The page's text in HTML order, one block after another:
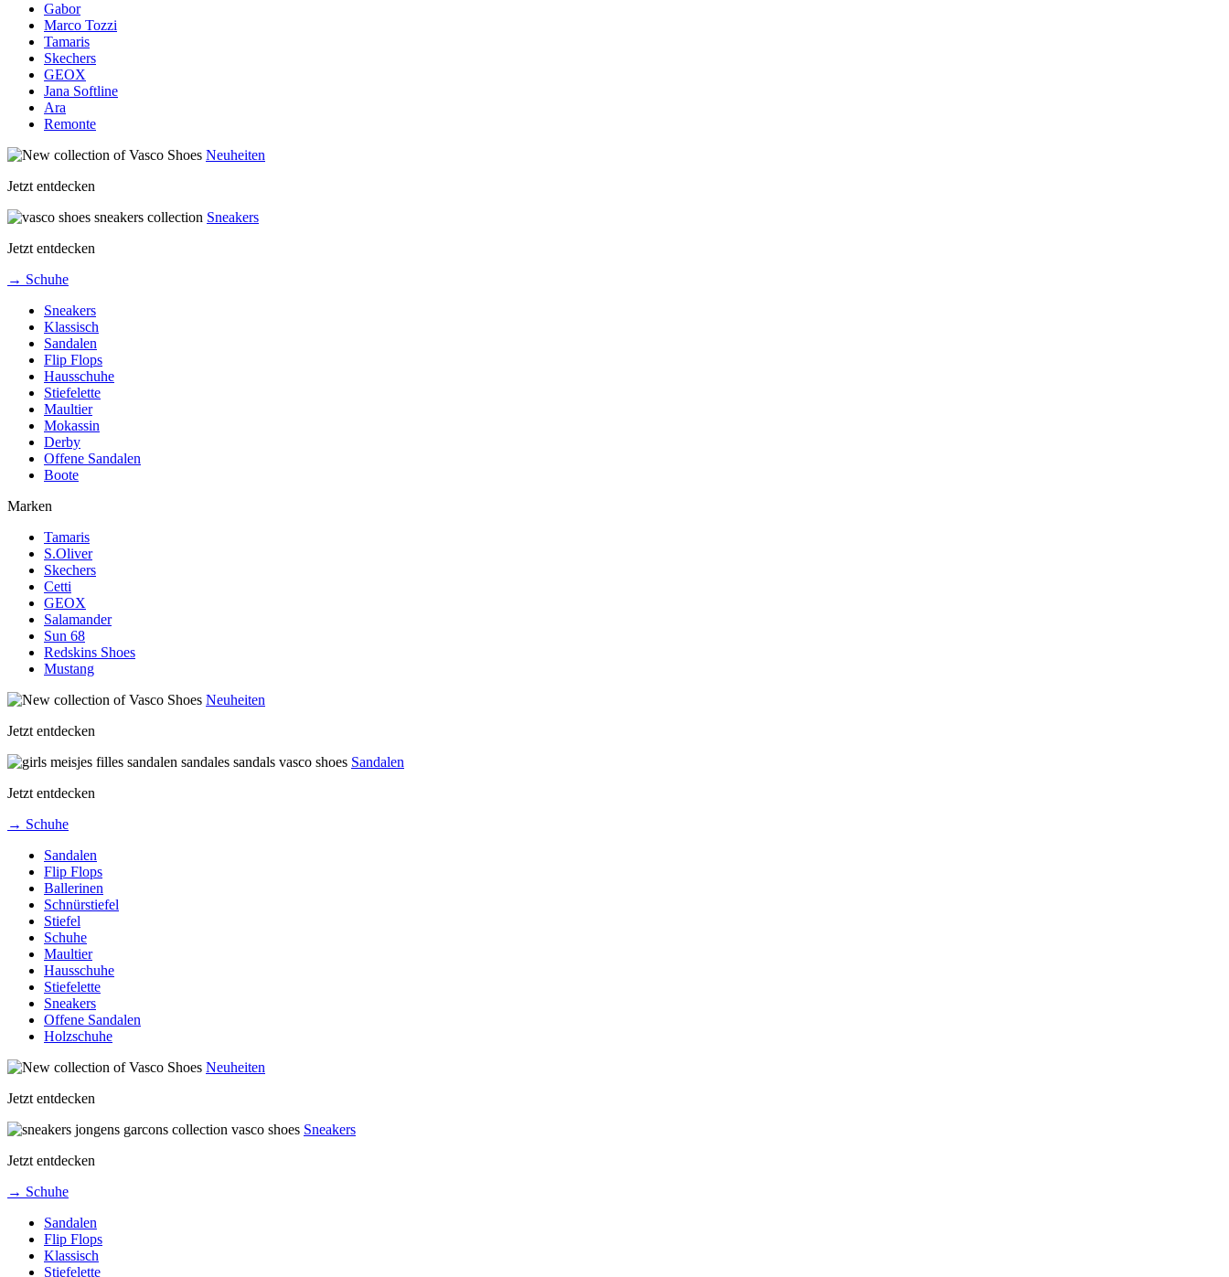
Gabor
Marco Tozzi
Tamaris
Skechers
GEOX
Jana Softline
Ara
Remonte
Neuheiten
Jetzt entdecken
Sneakers
Jetzt entdecken
→ Schuhe
Sneakers
Klassisch
Sandalen
Flip Flops
Hausschuhe
Stiefelette
Maultier
Mokassin
Derby
Offene Sandalen
Boote
Marken
Tamaris
S.Oliver
Skechers
Cetti
GEOX
Salamander
Sun 68
Redskins Shoes
Mustang
Neuheiten
Jetzt entdecken
Sandalen
Jetzt entdecken
→ Schuhe
Sandalen
Flip Flops
Ballerinen
Schnürstiefel
Stiefel
Schuhe
Maultier
Hausschuhe
Stiefelette
Sneakers
Offene Sandalen
Holzschuhe
Neuheiten
Jetzt entdecken
Sneakers
Jetzt entdecken
→ Schuhe
Sandalen
Flip Flops
Klassisch
Stiefelette